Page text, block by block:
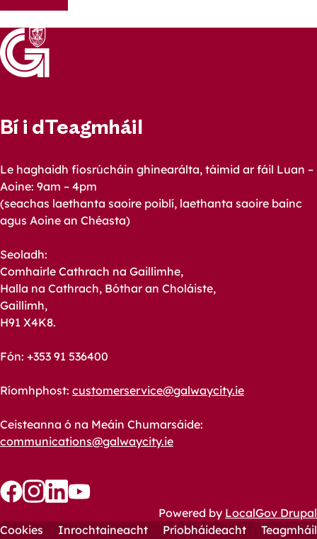
navigation
Bí i dTeagmháil
Le haghaidh fiosrúcháin ghinearálta, táimid ar fáil Luan –
Aoine: 9am – 4pm
(seachas laethanta saoire poiblí, laethanta saoire bainc
agus Aoine an Chéasta)
Seoladh:
Comhairle Cathrach na Gaillimhe,
Halla na Cathrach, Bóthar an Choláiste,
Gaillimh,
H91 X4K8.
Fón: +353 91 536400
Ríomhphost: customerservice@galwaycity.ie
Ceisteanna ó na Meáin Chumarsáide:
communications@galwaycity.ie
us
us
us
Powered by LocalGov Drupal
Footer
Cookies Inrochtaineacht Príobháideacht Teagmháil